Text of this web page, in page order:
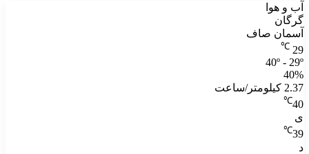
آب و هوا
گرگان
آسمان صاف
29
℃
40º - 29º
40%
2.37 کیلومتر/ساعت
40
℃
ی
39
℃
د